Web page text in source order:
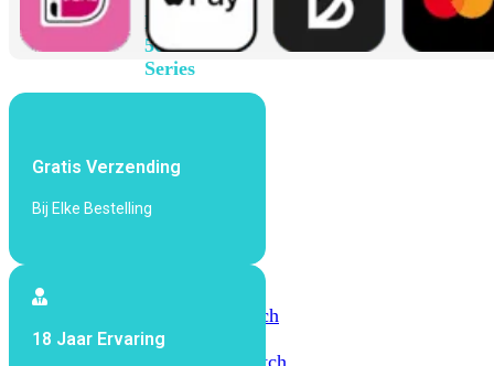
FortiSwitch
500
Series
FPOE
FortiSwitch
FortiSwitch
624F-
FortiSwitch
Gratis Verzending
Bij Elke Bestelling
18 Jaar Ervaring